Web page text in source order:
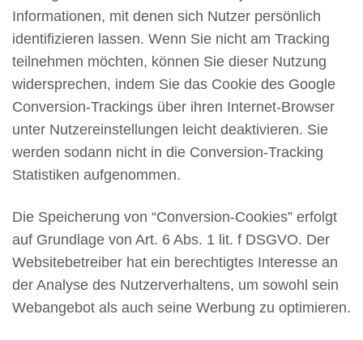
Informationen, mit denen sich Nutzer persönlich
identifizieren lassen. Wenn Sie nicht am Tracking
teilnehmen möchten, können Sie dieser Nutzung
widersprechen, indem Sie das Cookie des Google
Conversion-Trackings über ihren Internet-Browser
unter Nutzereinstellungen leicht deaktivieren. Sie
werden sodann nicht in die Conversion-Tracking
Statistiken aufgenommen.
Die Speicherung von “Conversion-Cookies” erfolgt
auf Grundlage von Art. 6 Abs. 1 lit. f DSGVO. Der
Websitebetreiber hat ein berechtigtes Interesse an
der Analyse des Nutzerverhaltens, um sowohl sein
Webangebot als auch seine Werbung zu optimieren.